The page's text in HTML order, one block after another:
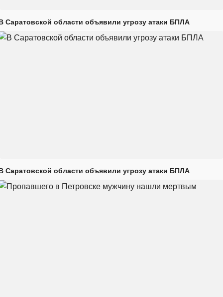
Саратовской области объявили угрозу атаки БПЛА
Саратовской области объявили угрозу атаки БПЛА